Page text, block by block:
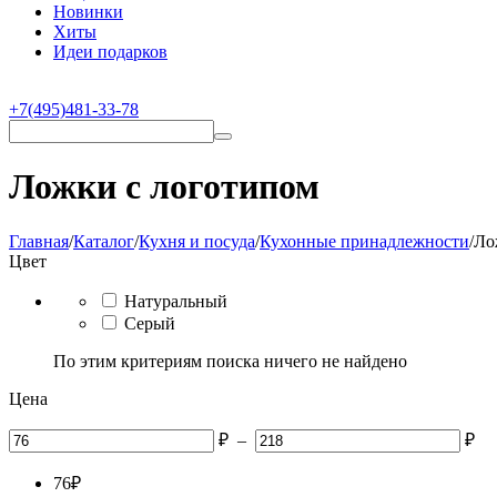
Новинки
Хиты
Идеи подарков
+7(495)481-33-78
Ложки с логотипом
Главная/Каталог/Кухня и посуда/Кухонные принадлежности/
Цвет
Натуральный
Серый
По этим критериям поиска ничего не найдено
Цена
₽ – ₽
76₽